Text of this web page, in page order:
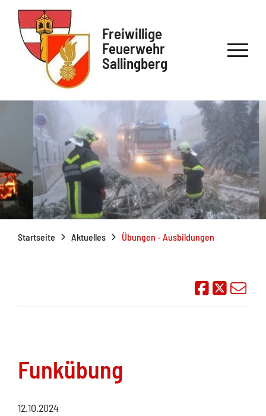
Freiwillige
Feuerwehr
Sallingberg
Startseite Aktuelles Übungen - Ausbildungen
Auf
Funkübung
12.10.2024